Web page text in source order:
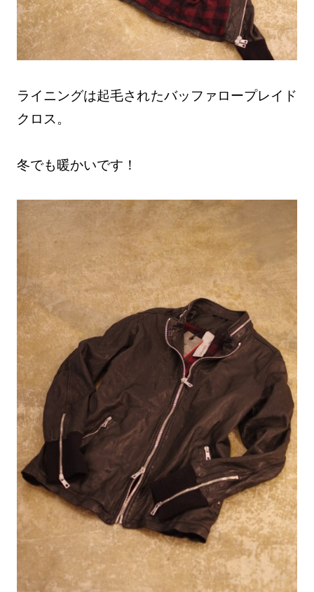
ライニングは起毛されたバッファロープレイド
クロス。
冬でも暖かいです！